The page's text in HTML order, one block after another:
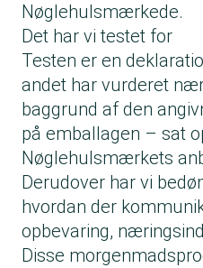
Nøglehulsmærkede.
Det har vi testet for
Testen er en
andet har vurderet
baggrund af den
på emballagen – sat
Nøglehulsmærkets
Derudover har vi
hvordan der
opbevaring,
Disse